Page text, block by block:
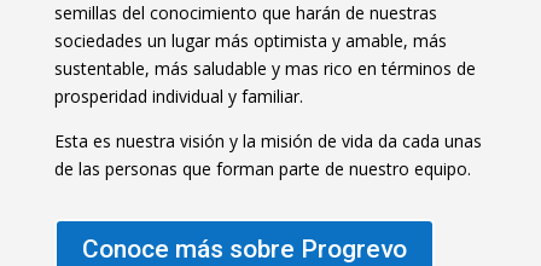
semillas del conocimiento que harán de nuestras
sociedades un lugar más optimista y amable, más
sustentable, más saludable y mas rico en términos de
prosperidad individual y familiar.
Esta es nuestra visión y la misión de vida da cada unas
de las personas que forman parte de nuestro equipo.
Conoce más sobre Progrevo